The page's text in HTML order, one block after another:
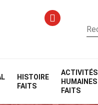
HISTOIRE
FAITS
ACTIVITÉS
HUMAINES
FAITS